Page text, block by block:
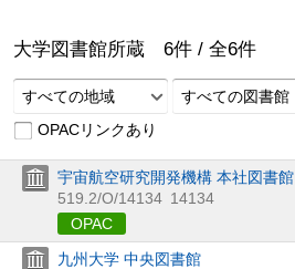
大学図書館所蔵 6件 / 全6件
すべての地域
すべての図書館
OPACリンクあり
宇宙航空研究開発機構 本社図書館
519.2/O/14134 14134
OPAC
九州大学 中央図書館